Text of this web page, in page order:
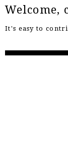
Welcome,
It's easy to